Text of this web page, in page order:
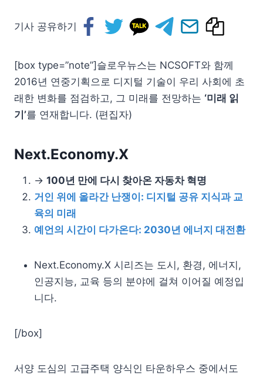
기사 공유하기
[box type=”note”]슬로우뉴스는 NCSOFT와 함께
2016년 연중기획으로 디지털 기술이 우리 사회에 초
래한 변화를 점검하고, 그 미래를 전망하는 ‘미래 읽
기’를 연재합니다. (편집자)
Next.Economy.X
→ 100년 만에 다시 찾아온 자동차 혁명
거인 위에 올라간 난쟁이: 디지털 공유 지식과 교
육의 미래
예언의 시간이 다가온다: 2030년 에너지 대전환
Next.Economy.X 시리즈는 도시, 환경, 에너지,
인공지능, 교육 등의 분야에 걸쳐 이어질 예정입
니다.
[/box]
서양 도심의 고급주택 양식인 타운하우스 중에서도